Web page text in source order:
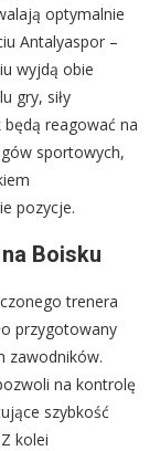
optymalnie
Antalyaspor –
wyjdą obie
gry, siły
reagować na
sportowych,
pozycje.
Boisku
trenera
przygotowany
zawodników.
na kontrolę
szybkość
kolei